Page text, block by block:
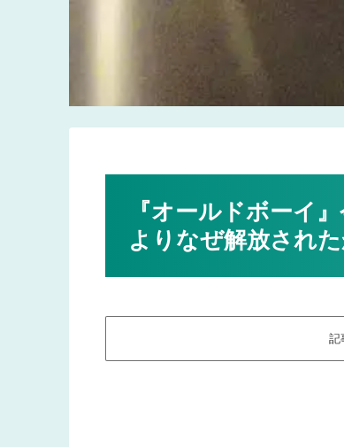
『オールドボーイ
よりなぜ解放され
記